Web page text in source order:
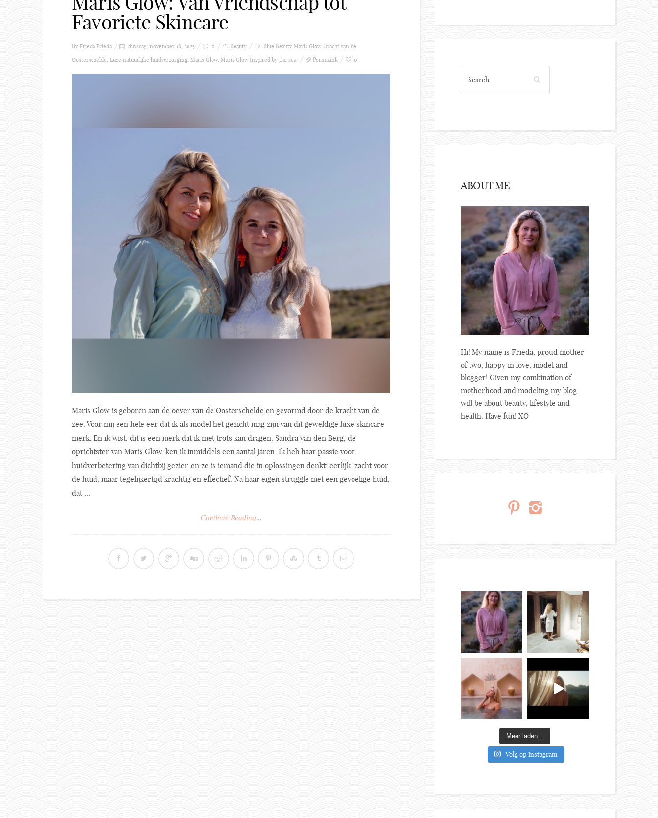
Favoriete Skincare
By Frieda Frieda dinsdag, november 18, 2025 0 Beauty Blue Beauty Maris Glow, kracht van de
Oosterschelde, Luxe natuurlijke huidverzorging, Maris Glow, Maris Glow Inspired by the sea Permalink 0
Maris Glow is geboren aan de oever van de Oosterschelde en gevormd door de kracht van de
zee. Voor mij een hele eer dat ik als model het gezicht mag zijn van dit geweldige luxe skincare
merk. En ik wist: dit is een merk dat ik met trots kan dragen. Sandra van den Berg, de
oprichtster van Maris Glow, ken ik inmiddels een aantal jaren. Ik heb haar passie voor
huidverbetering van dichtbij gezien en ze is iemand die in oplossingen denkt: eerlijk, zacht voor
de huid, maar tegelijkertijd krachtig en effectief. Na haar eigen struggle met een gevoelige huid,
dat ...
Continue Reading...
ABOUT ME
Hi! My name is Frieda, proud mother
of two, happy in love, model and
blogger! Given my combination of
motherhood and modeling my blog
will be about beauty, lifestyle and
health. Have fun! XO
Meer laden...
Volg op Instagram